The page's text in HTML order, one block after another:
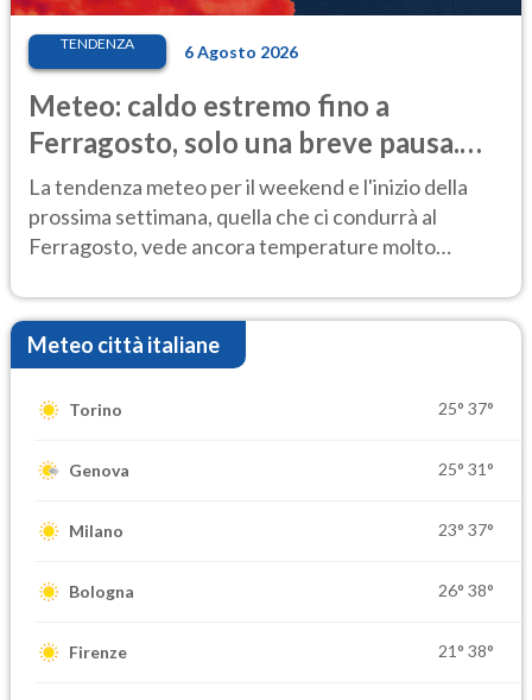
TENDENZA 6 Agosto 2026
Meteo: caldo estremo fino a
Ferragosto, solo una breve pausa.
Ecco dove
La tendenza meteo per il weekend e l'inizio della
prossima settimana, quella che ci condurrà al
Ferragosto, vede ancora temperature molto
Meteo città italiane
Torino 25° 37°
Genova 25° 31°
Milano 23° 37°
Bologna 26° 38°
Firenze 21° 38°